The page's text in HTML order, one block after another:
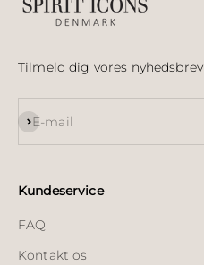
Tilmeld dig vores nyhedsbrev
E-mail
Abonnér
Kundeservice
FAQ
Kontakt os